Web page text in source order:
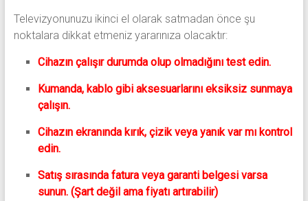
Televizyonunuzu ikinci el olarak satmadan önce şu
noktalara dikkat etmeniz yararınıza olacaktır:
Cihazın çalışır durumda olup olmadığını test edin.
Kumanda, kablo gibi aksesuarlarını eksiksiz sunmaya
çalışın.
Cihazın ekranında kırık, çizik veya yanık var mı kontrol
edin.
Satış sırasında fatura veya garanti belgesi varsa
sunun. (Şart değil ama fiyatı artırabilir)